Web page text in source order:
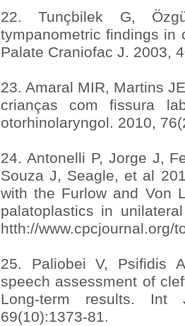
22. Tunçbilek G,
tympanometric findings in
Palate Craniofac J. 2003,
23. Amaral MIR, Martins
crianças com fissura
otorhinolaryngol. 2010,
24. Antonelli P, Jorge J,
Souza J, Seagle, et al
with the Furlow and Von
palatoplastics in
htth://www.cpcjournal.org/
25. Paliobei V, Psifidis
speech assessment of
Long-term results. Int
69(10):1373-81.